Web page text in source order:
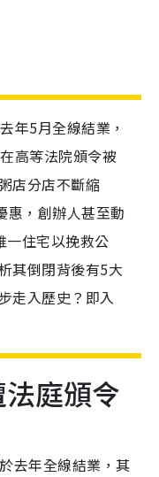
年5月全線結業，
高等法院頒令被
店分店不斷縮
惠，創辦人甚至動
一住宅以挽救公
其倒閉背後有5大
走入歷史？即入
庭頒令
去年全線結業，其